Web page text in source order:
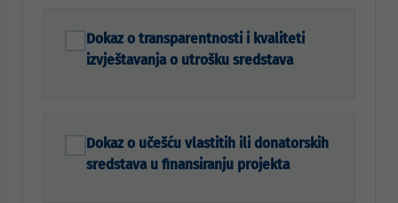
Dokaz o transparentnosti i kvaliteti
izvještavanja o utrošku sredstava
Dokaz o učešću vlastitih ili donatorskih
sredstava u finansiranju projekta